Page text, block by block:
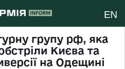
EN
групу рф, яка
Києва та
на Одещині